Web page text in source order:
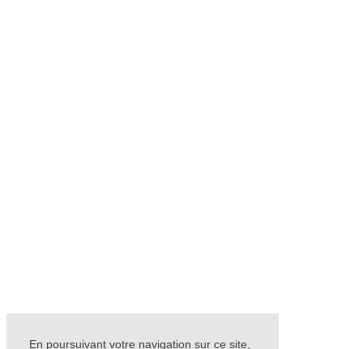
En poursuivant votre navigation sur ce site,